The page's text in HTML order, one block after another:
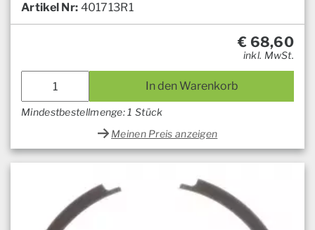
Artikel Nr: 401713R1
€ 68,60
inkl. MwSt.
In den Warenkorb
Mindestbestellmenge: 1 Stück
Meinen Preis anzeigen